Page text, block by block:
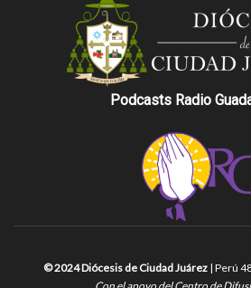
Podcasts Radio
© 2024 Diócesis de Ciudad Juárez | Perú